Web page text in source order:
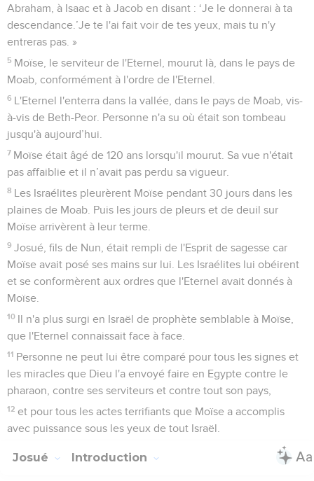
Abraham, à Isaac et à Jacob en disant : ‘Je le donnerai à ta
descendance.’Je te l'ai fait voir de tes yeux, mais tu n'y
entreras pas. »
5 Moïse, le serviteur de l'Eternel, mourut là, dans le pays de
Moab, conformément à l'ordre de l'Eternel.
6 L'Eternel l'enterra dans la vallée, dans le pays de Moab, vis-
à-vis de Beth-Peor. Personne n'a su où était son tombeau
jusqu'à aujourd’hui.
7 Moïse était âgé de 120 ans lorsqu'il mourut. Sa vue n'était
pas affaiblie et il n’avait pas perdu sa vigueur.
8 Les Israélites pleurèrent Moïse pendant 30 jours dans les
plaines de Moab. Puis les jours de pleurs et de deuil sur
Moïse arrivèrent à leur terme.
9 Josué, fils de Nun, était rempli de l'Esprit de sagesse car
Moïse avait posé ses mains sur lui. Les Israélites lui obéirent
et se conformèrent aux ordres que l'Eternel avait donnés à
Moïse.
10 Il n'a plus surgi en Israël de prophète semblable à Moïse,
que l'Eternel connaissait face à face.
11 Personne ne peut lui être comparé pour tous les signes et
les miracles que Dieu l'a envoyé faire en Egypte contre le
pharaon, contre ses serviteurs et contre tout son pays,
12 et pour tous les actes terrifiants que Moïse a accomplis
avec puissance sous les yeux de tout Israël.
Josué Introduction